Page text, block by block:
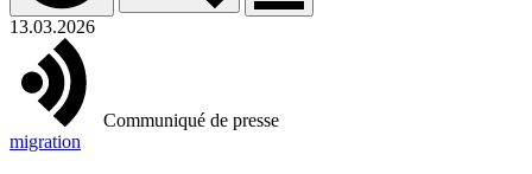
13.03.2026
Communiqué de presse
migration